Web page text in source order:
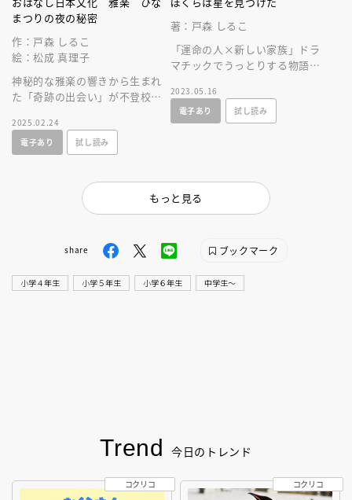
まつりの夜の秘密
作：戸森 しるこ
絵：松成 真理子
神秘的な雅楽の響きから生まれ
た「奇跡の出会い」が不登校の
2025.02.24
電子あり
試し読み
著：戸森 しるこ
「運命の人×新しい家族」ドラ
マチックでうっとりする物語。
かれる。野間児童文芸賞受賞作
家の意欲作。
2023.05.16
電子あり
試し読み
もっと見る
share ブックマーク
小学４年生 小学５年生 小学６年生 中学生〜
Trend 今日のトレンド
コクリコ コクリコ